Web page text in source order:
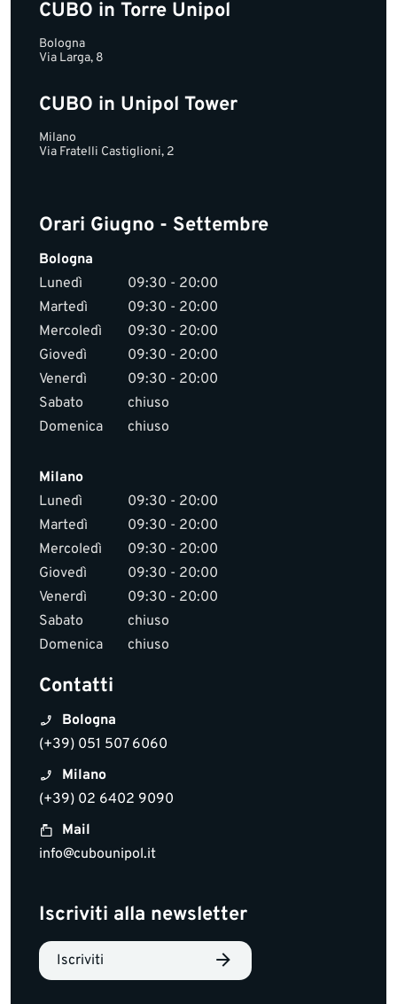
CUBO in Torre Unipol
Bologna
Via Larga, 8
CUBO in Unipol Tower
Milano
Via Fratelli Castiglioni, 2
Orari Giugno - Settembre
Bologna
Lunedì
09:30 - 20:00
Martedì
09:30 - 20:00
Mercoledì
09:30 - 20:00
Giovedì
09:30 - 20:00
Venerdì
09:30 - 20:00
Sabato
chiuso
Domenica
chiuso
Milano
Lunedì
09:30 - 20:00
Martedì
09:30 - 20:00
Mercoledì
09:30 - 20:00
Giovedì
09:30 - 20:00
Venerdì
09:30 - 20:00
Sabato
chiuso
Domenica
chiuso
Contatti
Bologna
(+39) 051 507 6060
Milano
(+39) 02 6402 9090
Mail
info@cubounipol.it
Iscriviti alla newsletter
Iscriviti